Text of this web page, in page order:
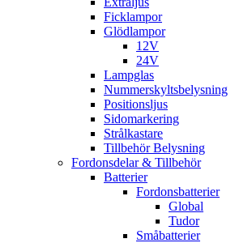
Ficklampor
Glödlampor
12V
24V
Lampglas
Nummerskyltsbelysning
Positionsljus
Sidomarkering
Strålkastare
Tillbehör Belysning
Fordonsdelar & Tillbehör
Batterier
Fordonsbatterier
Global
Tudor
Småbatterier